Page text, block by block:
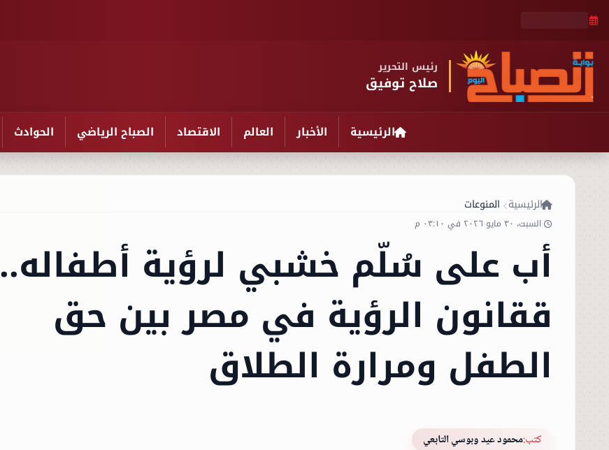
رئيس التحرير
صلاح توفيق
الرئيسية الأخبار العالم الاقتصاد الصباح الرياضي الحوادث
الرئيسية المنوعات
السبت، ٣٠ مايو ٢٠٢٦ في ٠٣:١٠ م
أب على سُلّم خشبي لرؤية أطفاله..
ققانون الرؤية في مصر بين حق
الطفل ومرارة الطلاق
كتب:محمود عيد وبوسي التابعي